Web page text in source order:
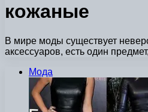
кожаные
В мире моды существует
аксессуаров, есть один
Мода